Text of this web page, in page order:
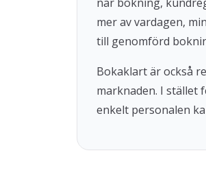
mer av vardagen,
till genomförd
Bokaklart är också
marknaden. I stället
enkelt personalen